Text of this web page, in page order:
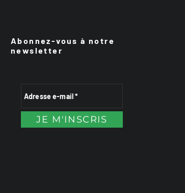
Abonnez-vous à notre
newsletter